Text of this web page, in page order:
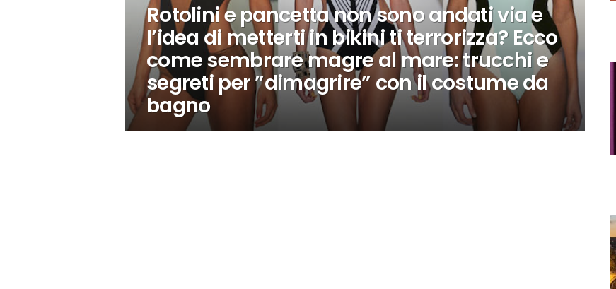
Rotolini e pancetta non sono andati via e
l’idea di metterti in bikini ti terrorizza? Ecco
come sembrare magre al mare: trucchi e
segreti per ”dimagrire” con il costume da
bagno